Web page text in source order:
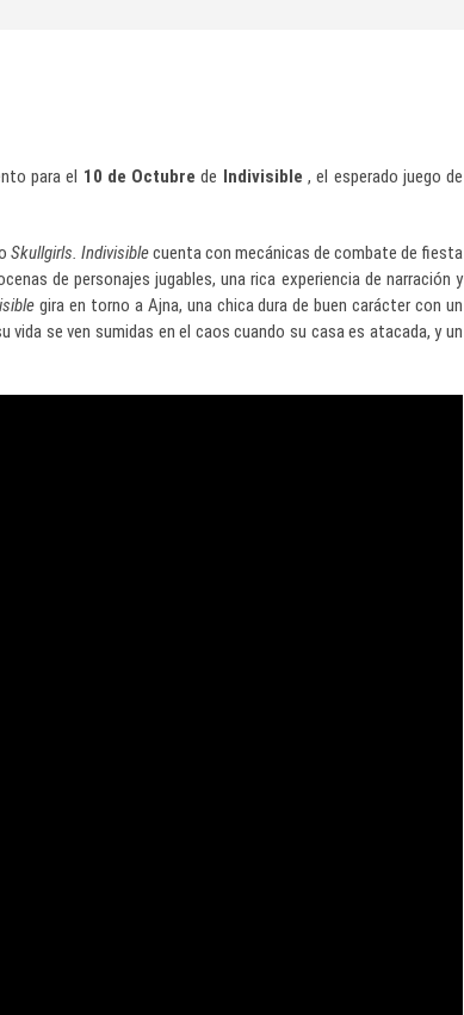
para el 10 de Octubre de Indivisible , el esperado juego de
Skullgirls. Indivisiblecuenta con mecánicas de combate de fiesta
de personajes jugables, una rica experiencia de narración y
gira en torno a Ajna, una chica dura de buen carácter con un
vida se ven sumidas en el caos cuando su casa es atacada, y un